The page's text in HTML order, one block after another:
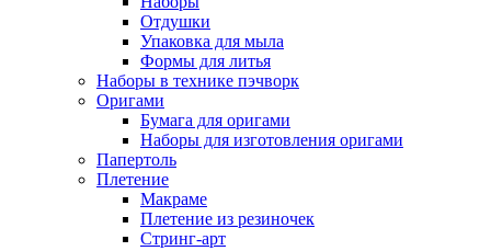
Отдушки
Упаковка для мыла
Формы для литья
Наборы в технике пэчворк
Оригами
Бумага для оригами
Наборы для изготовления оригами
Папертоль
Плетение
Макраме
Плетение из резиночек
Стринг-арт